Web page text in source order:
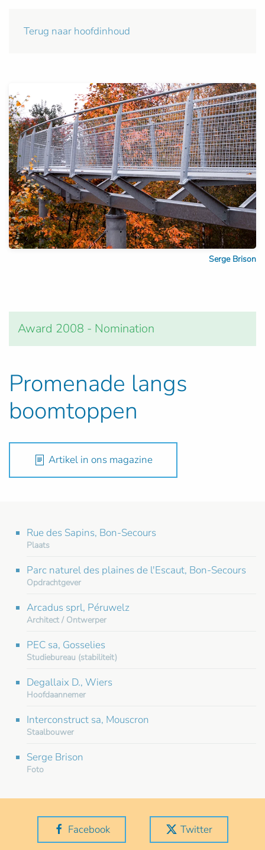
Terug naar hoofdinhoud
Serge Brison
Award 2008 - Nomination
Promenade langs
boomtoppen
Artikel in ons magazine
Rue des Sapins, Bon-Secours
Plaats
Parc naturel des plaines de l'Escaut, Bon-Secours
Opdrachtgever
Arcadus sprl, Péruwelz
Architect / Ontwerper
PEC sa, Gosselies
Studiebureau (stabiliteit)
Degallaix D., Wiers
Hoofdaannemer
Interconstruct sa, Mouscron
Staalbouwer
Serge Brison
Foto
Facebook Twitter